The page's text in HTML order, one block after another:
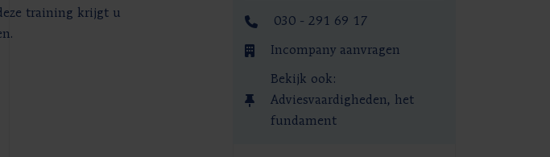
training krijgt u
030 - 291 69 17
Incompany aanvragen
Bekijk ook:
Adviesvaardigheden, het
fundament